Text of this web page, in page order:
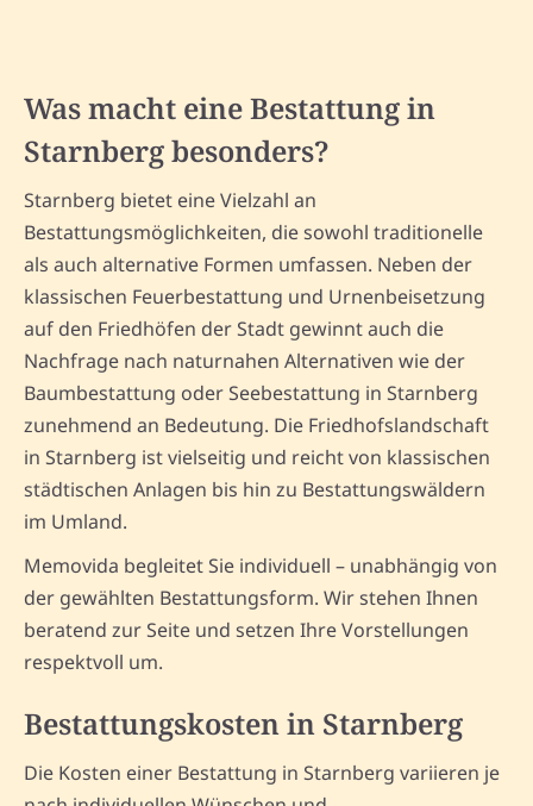
Was macht eine Bestattung in
Starnberg besonders?
Starnberg bietet eine Vielzahl an
Bestattungsmöglichkeiten, die sowohl traditionelle
als auch alternative Formen umfassen. Neben der
klassischen Feuerbestattung und Urnenbeisetzung
auf den Friedhöfen der Stadt gewinnt auch die
Nachfrage nach naturnahen Alternativen wie der
Baumbestattung oder Seebestattung in Starnberg
zunehmend an Bedeutung. Die Friedhofslandschaft
in Starnberg ist vielseitig und reicht von klassischen
städtischen Anlagen bis hin zu Bestattungswäldern
im Umland.
Memovida begleitet Sie individuell – unabhängig von
der gewählten Bestattungsform. Wir stehen Ihnen
beratend zur Seite und setzen Ihre Vorstellungen
respektvoll um.
Bestattungskosten in Starnberg
Die Kosten einer Bestattung in Starnberg variieren je